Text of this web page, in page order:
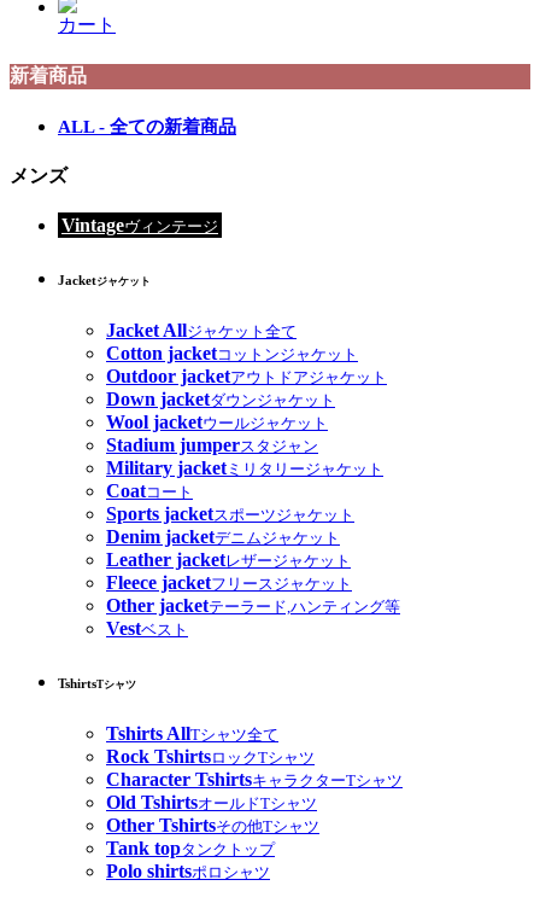
カート
新着商品
ALL - 全ての新着商品
メンズ
Vintageヴィンテージ
Jacketジャケット
Jacket Allジャケット全て
Cotton jacketコットンジャケット
Outdoor jacketアウトドアジャケット
Down jacketダウンジャケット
Wool jacketウールジャケット
Stadium jumperスタジャン
Military jacketミリタリージャケット
Coatコート
Sports jacketスポーツジャケット
Denim jacketデニムジャケット
Leather jacketレザージャケット
Fleece jacketフリースジャケット
Other jacketテーラード,ハンティング等
Vestベスト
TshirtsTシャツ
Tshirts AllTシャツ全て
Rock TshirtsロックTシャツ
Character TshirtsキャラクターTシャツ
Old TshirtsオールドTシャツ
Other Tshirtsその他Tシャツ
Tank topタンクトップ
Polo shirtsポロシャツ